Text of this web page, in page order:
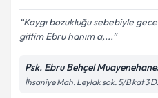
Kaygı bozukluğu sebebiyle
gittim Ebru hanım a,...
Psk. Ebru Behçel
İhsaniye Mah. Leylak sok. 5/B kat 3